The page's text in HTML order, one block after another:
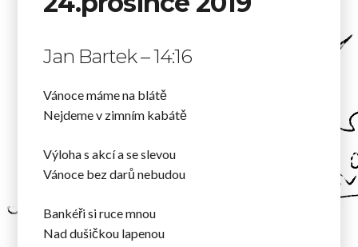
Jan Bartek – 14:16
Vánoce máme na blátě
Nejdeme v zimním kabátě
Výloha s akcí a se slevou
Vánoce bez darů nebudou
Bankéři si ruce mnou
Nad dušičkou lapenou